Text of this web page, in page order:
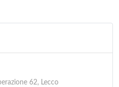
62, Lecco